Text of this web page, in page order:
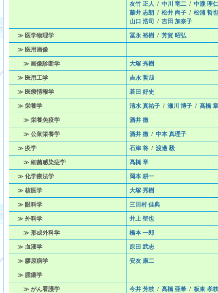
友竹 正人 / 中川 竜二/ 中瀧 理仁
藤井 志朗 / 松井 尚子/ 松浦 哲也
山口 浩司
/ 吉田 加奈子
≫ 医学物理学 冨永 裕樹/ 芳賀 昭弘
≫ 医用画像
≫ 画像診断学 大塚 秀樹
≫ 医用工学 吉永 哲哉
≫ 医療情報学 若田 好史
≫ 栄養学 清水 真祐子/ 瀬川 博子/ 髙橋 章
≫ 栄養免疫学 酒井 徹
≫ 公衆栄養学 酒井 徹/ 中本 真理子
≫ 疫学 石津 将/ 渡邊 毅
≫ 細菌感染症学 髙橋 章
≫ 化学療法学 岡本 耕一
≫ 核医学 大塚 秀樹
≫ 眼科学 三田村 佳典
≫ 外科学 井上 聖也
≫ 形成外科学 橋本 一郎
≫ 血液学 原田 武志
≫ 膠原病学 安友 康二
≫ 腫瘍学
≫ がん看護学 今井 芳枝/ 髙橋 亜希/ 板東 孝枝